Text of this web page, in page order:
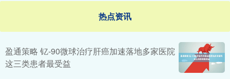
热点资讯
盈通策略 钇-90微球治疗肝癌加速落地多家医院
这三类患者最受益